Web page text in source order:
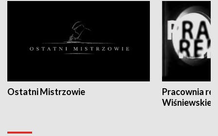
Ostatni Mistrzowie
Pracownia